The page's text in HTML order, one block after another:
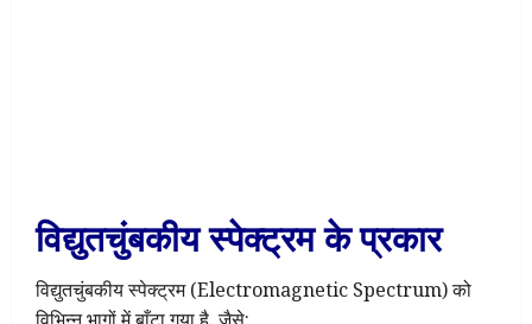
विद्युतचुंबकीय स्पेक्ट्रम के प्रकार
विद्युतचुंबकीय स्पेक्ट्रम (Electromagnetic Spectrum) को